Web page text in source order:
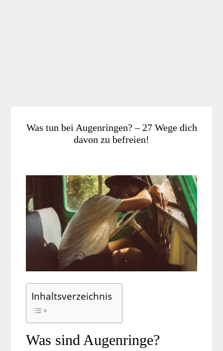
Was tun bei Augenringen? – 27 Wege dich
davon zu befreien!
Inhaltsverzeichnis
Was sind Augenringe?